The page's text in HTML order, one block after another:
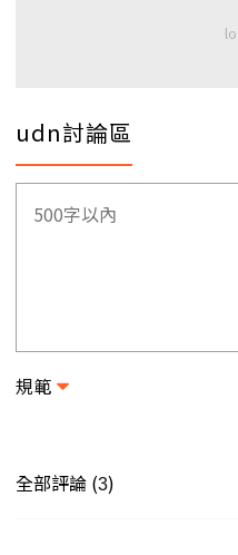
udn討論區
規範
全部評論 (3)